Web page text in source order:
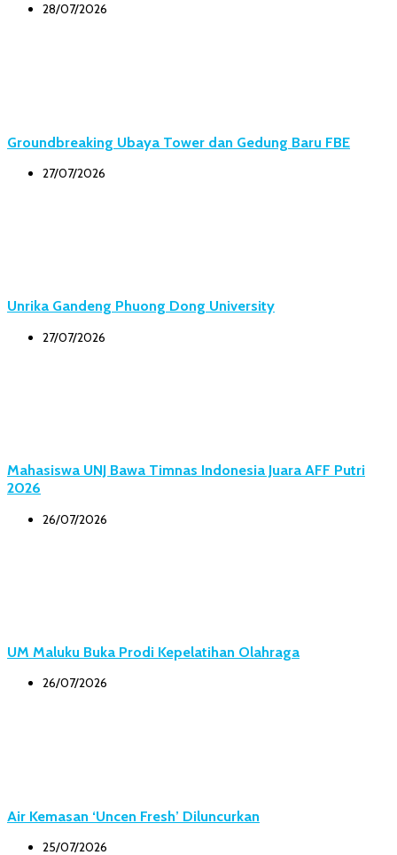
28/07/2026
Groundbreaking Ubaya Tower dan Gedung Baru FBE
27/07/2026
Unrika Gandeng Phuong Dong University
27/07/2026
Mahasiswa UNJ Bawa Timnas Indonesia Juara AFF Putri
2026
26/07/2026
UM Maluku Buka Prodi Kepelatihan Olahraga
26/07/2026
Air Kemasan ‘Uncen Fresh’ Diluncurkan
25/07/2026